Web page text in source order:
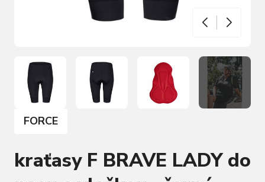
FORCE
kraťasy F BRAVE LADY do